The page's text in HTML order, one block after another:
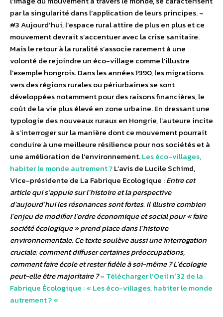
par la singularité dans l’application de leurs principes. –
#3 Aujourd’hui, l’espace rural attire de plus en plus et ce
mouvement devrait s’accentuer avec la crise sanitaire.
Mais le retour à la ruralité s’associe rarement à une
volonté de rejoindre un éco-village comme l’illustre
l’exemple hongrois. Dans les années 1990, les migrations
vers des régions rurales ou périurbaines se sont
développées notamment pour des raisons financières, le
coût de la vie plus élevé en zone urbaine. En dressant une
typologie des nouveaux ruraux en Hongrie, l’auteure incite
à s’interroger sur la manière dont ce mouvement pourrait
conduire à une meilleure résilience pour nos sociétés et à
une amélioration de l’environnement.Les éco-villages,
habiter le monde autrement ?L’avis de Lucile Schimd,
Vice-présidente de La Fabrique Ecologique :Entre cet
article qui s’appuie sur l’histoire et la perspective
d’aujourd’hui les résonances sont fortes. Il illustre combien
l’enjeu de modifier l’ordre économique et social pour « faire
société écologique » prend place dans l’histoire
environnementale. Ce texte soulève aussi une interrogation
cruciale: comment diffuser certaines préoccupations,
comment faire école et rester fidèle à soi-même ? L’écologie
peut-elle être majoritaire ?– Télécharger l’Oeil n°32 de la
Fabrique Écologique : « Les éco-villages, habiter le monde
autrement ? «